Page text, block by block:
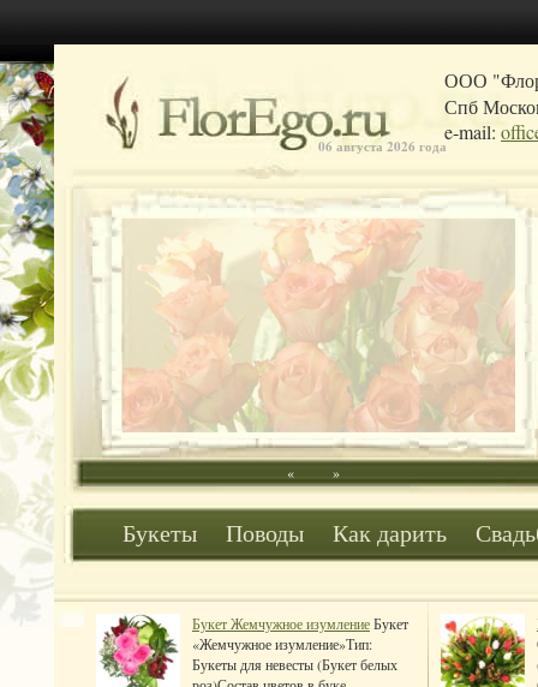
06 августа 2026 года
« »
Букеты Поводы Как дарить
Букет Жемчужное изумлениеБукет
«Жемчужное изумление»Тип:
Букеты для невесты (Букет белых
ООО
Спб
e-mail: